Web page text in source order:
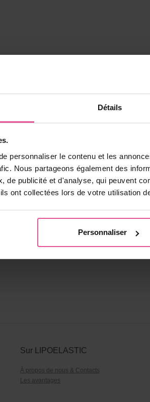
Détails
personnaliser le contenu et les
Nous partageons également des
de publicité et d'analyse, qui peuvent
ont collectées lors de votre utilisation
Personnaliser
Sur LIPOELASTIC
À propos de nous & Contacts
Les avantages